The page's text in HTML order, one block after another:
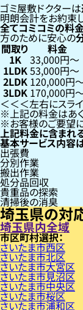
ゴミ屋敷ドクターは
明朗会計をお約束
全てコミコミの料
方のために安心の
間取り 料金
1K 33,000円〜
1LDK53,000円〜
2LDK 120,000円
3LDK 170,000円
左右にスラ
上記の料金はあ
お客様のご要望
上記料金に含まれ
基本サービス内容
出張費
分別作業
搬出作業
処分品回収
貴重品の探索
清掃後の消臭
埼玉県の対
埼玉県内全域
市区町村
さいたま市西区
さいたま市北区
さいたま市大宮区
さいたま市見沼区
さいたま市中央区
さいたま市桜区
さいたま市浦和区